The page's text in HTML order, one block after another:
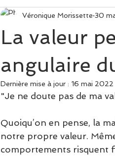
La valeur
angulaire
Véronique Morissette 30
Dernière mise à jour : 16 mai 2022
"Je ne doute pas de ma
Quoiqu’on en pense, la
notre propre valeur.
comportements risquent